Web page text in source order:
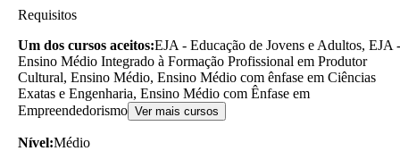
Requisitos
Um dos cursos aceitos:EJA - Educação de Jovens e Adultos, EJA -
Ensino Médio Integrado à Formação Profissional em Produtor
Cultural, Ensino Médio, Ensino Médio com ênfase em Ciências
Exatas e Engenharia, Ensino Médio com Ênfase em
Empreendedorismo Ver mais cursos
Nível:Médio